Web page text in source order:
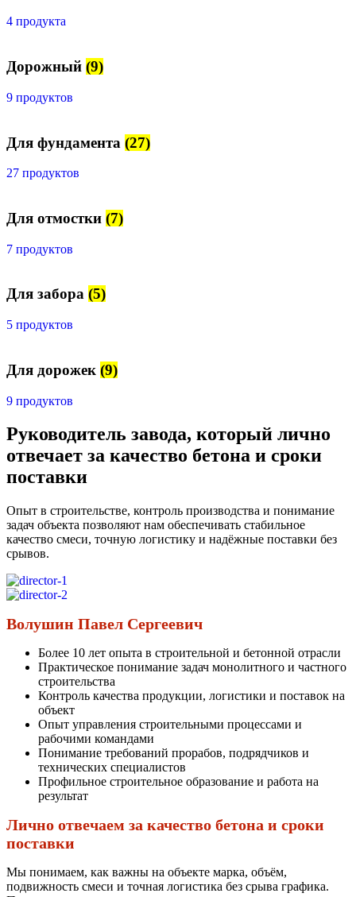
4 продукта
Дорожный (9)
9 продуктов
Для фундамента (27)
27 продуктов
Для отмостки (7)
7 продуктов
Для забора (5)
5 продуктов
Для дорожек (9)
9 продуктов
Руководитель завода, который лично
отвечает за качество бетона и сроки
поставки
Опыт в строительстве, контроль производства и понимание
задач объекта позволяют нам обеспечивать стабильное
качество смеси, точную логистику и надёжные поставки без
срывов.
Волушин Павел Сергеевич
Более 10 лет опыта в строительной и бетонной отрасли
Практическое понимание задач монолитного и частного
строительства
Контроль качества продукции, логистики и поставок на
объект
Опыт управления строительными процессами и
рабочими командами
Понимание требований прорабов, подрядчиков и
технических специалистов
Профильное строительное образование и работа на
результат
Лично отвечаем за качество бетона и сроки
поставки
Мы понимаем, как важны на объекте марка, объём,
подвижность смеси и точная логистика без срыва графика.